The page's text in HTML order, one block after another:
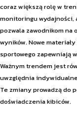
coraz większą rolę w
monitoringu
pozwala zawodnikom na
wyników. Nowe
sportowego zapewniają
Ważnym trendem jest
uwzględnia
Te zmiany prowadzą do
doświadczenia kibiców.